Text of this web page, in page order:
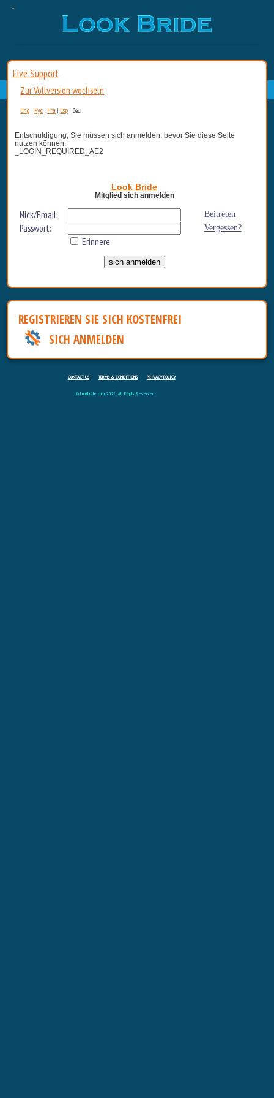
Live Support
Zur Vollversion wechseln
Eng | Рус | Fra | Esp | Deu
Entschuldigung, Sie müssen sich anmelden, bevor Sie diese Seite
nutzen können.
_LOGIN_REQUIRED_AE2
Look Bride
Mitglied sich anmelden
Nick/Email: Beitreten
Passwort: Vergessen?
Erinnere
REGISTRIEREN SIE SICH KOSTENFREI
SICH ANMELDEN
CONTACT US TERMS & CONDITIONS PRIVACY POLICY
© Lookbride.com, 2026. All Rights Reserved.